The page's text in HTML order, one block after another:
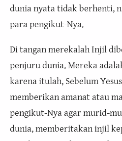
dunia nyata tidak berhenti,
para pengikut-Nya.
Di tangan merekalah Injil
penjuru dunia. Mereka
karena itulah, Sebelum
memberikan amanat atau
pengikut-Nya agar murid-
dunia, memberitakan injil